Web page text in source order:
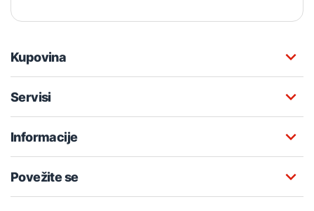
Kupovina
Servisi
Informacije
Povežite se